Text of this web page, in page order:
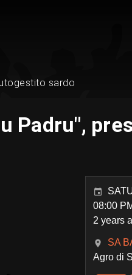
sardo
Padru",
08:00
2 years
SA
Agro di